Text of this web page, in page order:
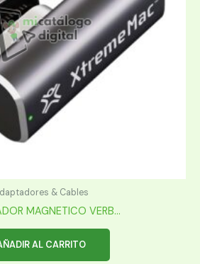
& Cables
MAGNETICO VERB...
AL CARRITO